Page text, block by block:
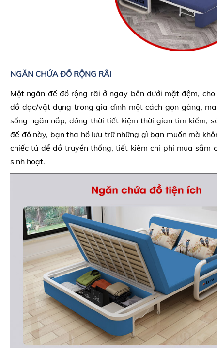
NGĂN CHỨA ĐỒ RỘNG RÃI
Một ngăn để đồ rộng rãi ở ngay bên dưới mặt đệm,
đồ đạc/vật dụng trong gia đình một cách gọn gàng,
sống ngăn nắp, đồng thời tiết kiệm thời gian tìm kiếm,
để đồ này, bạn tha hồ lưu trữ những gì bạn muốn mà
chiếc tủ để đồ truyền thống, tiết kiệm chi phí mua sắm
sinh hoạt.